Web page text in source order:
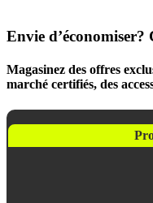
Envie d’économiser?
Magasinez des offres
marché certifiés, des